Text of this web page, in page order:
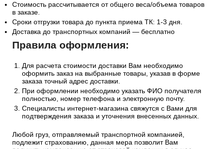
Стоимость рассчитывается от общего веса/объема товаров
в заказе.
Сроки отгрузки товара до пункта приема ТК: 1-3 дня.
Доставка до транспортных компаний — бесплатно
Правила оформления:
Для расчета стоимости доставки Вам необходимо
оформить заказ на выбранные товары, указав в форме
заказа точный адрес доставки.
При оформлении необходимо указать ФИО получателя
полностью, номер телефона и электронную почту.
Специалисты интернет-магазина свяжутся с Вами для
подтверждения заказа и уточнения внесенных данных.
Любой груз, отправляемый транспортной компанией,
подлежит страхованию, данная мера позволит Вам